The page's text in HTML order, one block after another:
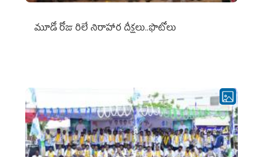
మూడో రోజు రిలే నిరాహార దీక్షలు..ఫొటోలు